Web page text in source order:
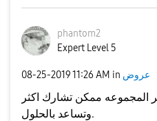
phantom2
Expert Level 5
‎08-25-201911:26 AM in عروض
المجموعه ممكن تشارك اكثر
وتساعد بالحلول.